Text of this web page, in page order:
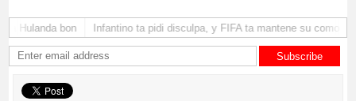
Hulanda bon Infantino ta pidi disculpa, y FIFA ta mantene su como
Subscribe